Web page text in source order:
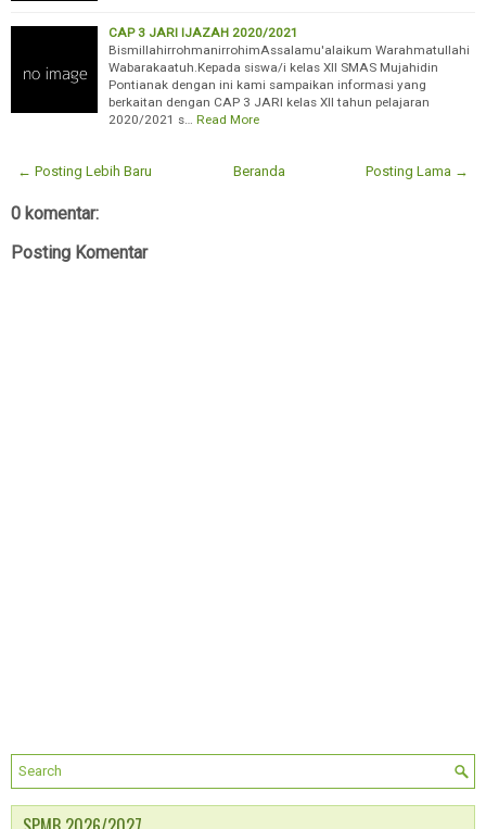
CAP 3 JARI IJAZAH 2020/2021
BismillahirrohmanirrohimAssalamu'alaikum Warahmatullahi
Wabarakaatuh.Kepada siswa/i kelas XII SMAS Mujahidin
Pontianak dengan ini kami sampaikan informasi yang
berkaitan dengan CAP 3 JARI kelas XII tahun pelajaran
2020/2021 s… Read More
← Posting Lebih Baru Posting Lama →
Beranda
0 komentar:
Posting Komentar